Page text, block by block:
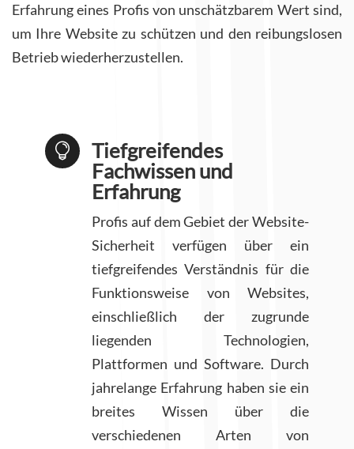
Erfahrung eines Profis von unschätzbarem Wert sind,
um Ihre Website zu schützen und den reibungslosen
Betrieb wiederherzustellen.

Tiefgreifendes
Fachwissen und
Erfahrung
Profis auf dem Gebiet der Website-
Sicherheit verfügen über ein
tiefgreifendes Verständnis für die
Funktionsweise von Websites,
einschließlich der zugrunde
liegenden Technologien,
Plattformen und Software. Durch
jahrelange Erfahrung haben sie ein
breites Wissen über die
verschiedenen Arten von